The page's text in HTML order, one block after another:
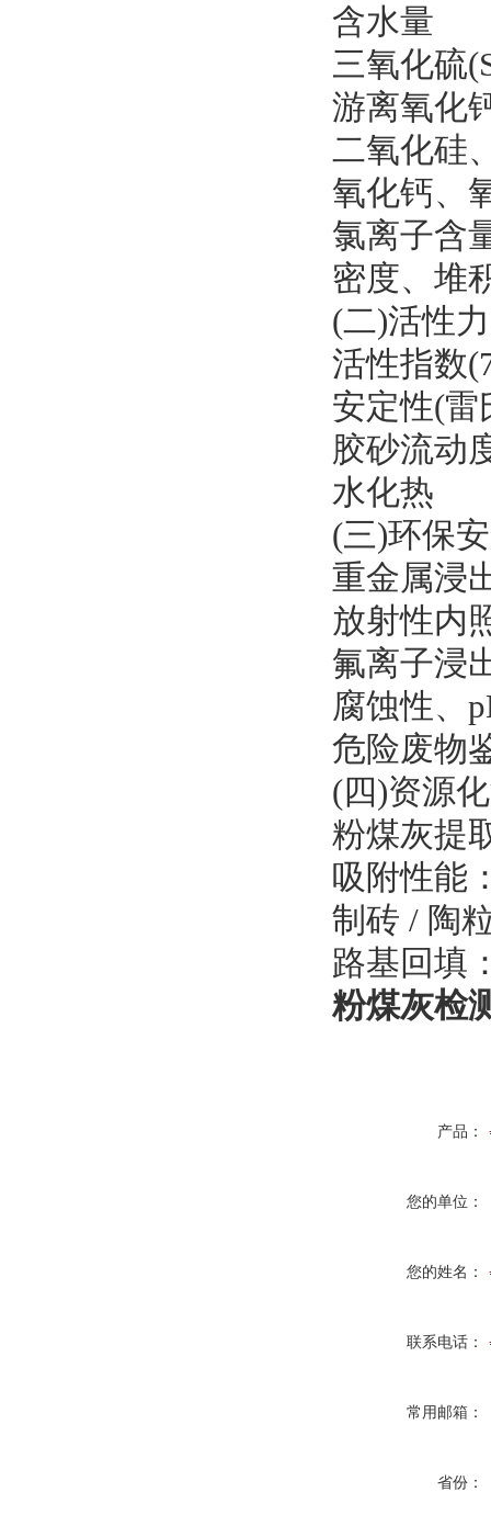
含水量
三氧化硫
游离氧化
二氧化硅
氧化钙、
氯离子含
密度、堆
(二)活性
活性指数
安定性(雷
胶砂流动
水化热
(三)环保
重金属浸
放射性内
氟离子浸
腐蚀性、
危险废物
(四)资源
粉煤灰提
吸附性能
制砖 / 陶
路基回填
粉煤灰检
产品：
您的单位：
您的姓名：
联系电话：
常用邮箱：
省份：